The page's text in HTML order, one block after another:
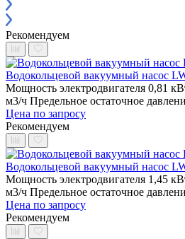
Рекомендуем
Водокольцевой вакуумный насос
Мощность электродвигателя 0,81
м3/ч Предельное остаточное
Цена по запросу
Рекомендуем
Водокольцевой вакуумный насос
Мощность электродвигателя 1,45
м3/ч Предельное остаточное
Цена по запросу
Рекомендуем